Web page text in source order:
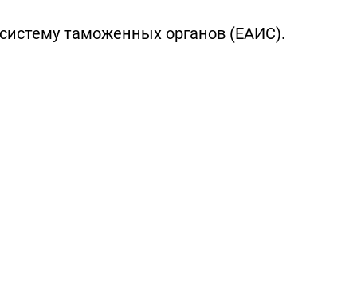
таможенных органов (ЕАИС).